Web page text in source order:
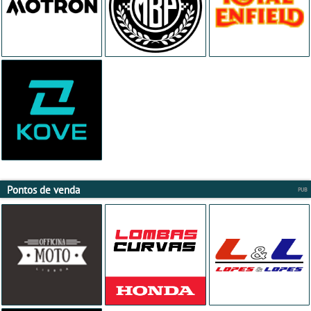
Pontos de venda